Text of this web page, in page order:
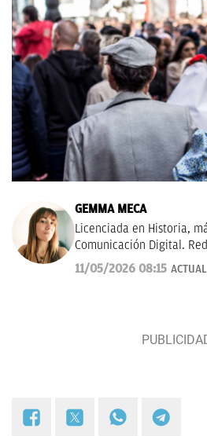
GEMMA MECA
Licenciada en Historia,
Comunicación Digital.
Cuento historias, soy
luna, los TT de Twitter y
11/05/2026 08:15